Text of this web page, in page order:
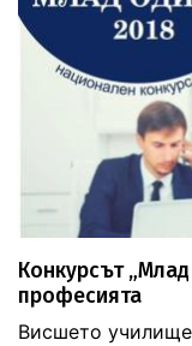
Конкурсът
професията
Висшето